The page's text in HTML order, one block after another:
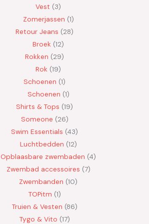
Vest
3
Zomerjassen 1
Retour Jeans
28
Broek 12
Rokken
29
Rok 19
Schoenen 1
Schoenen 1
Shirts & Tops 19
Someone 26
Swim Essentials 43
Luchtbedden 12
Opblaasbare zwembaden 4
Zwembad accessoires 7
Zwembanden 10
TOPitm 1
Truien & Vesten 86
Tygo & Vito 17